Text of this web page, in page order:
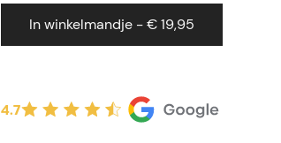
In winkelmandje - € 19,95
4.7